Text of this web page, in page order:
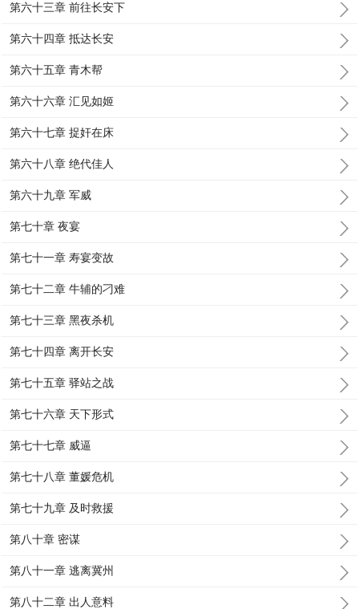
第六十三章 前往长安下
第六十四章 抵达长安
第六十五章 青木帮
第六十六章 汇见如姬
第六十七章 捉奸在床
第六十八章 绝代佳人
第六十九章 军威
第七十章 夜宴
第七十一章 寿宴变故
第七十二章 牛辅的刁难
第七十三章 黑夜杀机
第七十四章 离开长安
第七十五章 驿站之战
第七十六章 天下形式
第七十七章 威逼
第七十八章 董媛危机
第七十九章 及时救援
第八十章 密谋
第八十一章 逃离冀州
第八十二章 出人意料